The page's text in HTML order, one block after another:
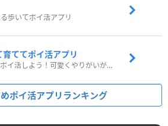
歩いてポイ活アプリ
ててポイ活アプリ
ペットを育ってポイ活しよう！可愛くやりがいがある新感覚アプリ
ポイ活アプリランキング